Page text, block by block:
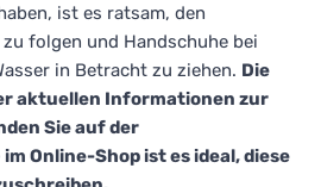
ist es ratsam, den
folgen und Handschuhe bei
in Betracht zu ziehen. Die
aktuellen Informationen zur
Sie auf der
Online-Shop ist es ideal, diese